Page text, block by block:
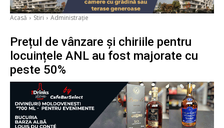
Acasă Stiri Administrație
Prețul de vânzare și chiriile pentru
locuințele ANL au fost majorate cu
peste 50%